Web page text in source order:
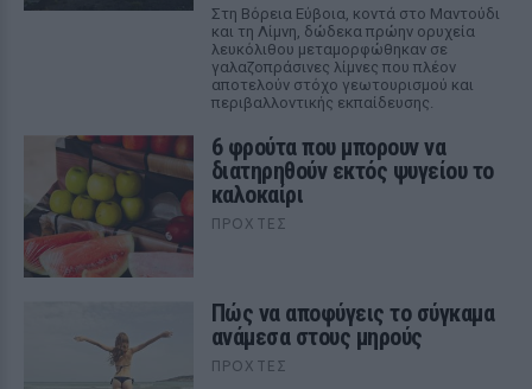
Στη Βόρεια Εύβοια, κοντά στο Μαντούδι
και τη Λίμνη, δώδεκα πρώην ορυχεία
λευκόλιθου μεταμορφώθηκαν σε
γαλαζοπράσινες λίμνες που πλέον
αποτελούν στόχο γεωτουρισμού και
περιβαλλοντικής εκπαίδευσης.
6 φρούτα που μπορουν να
διατηρηθούν εκτός ψυγείου το
καλοκαίρι
ΠΡΟΧΤΈΣ
Πώς να αποφύγεις το σύγκαμα
ανάμεσα στους μηρούς
ΠΡΟΧΤΈΣ